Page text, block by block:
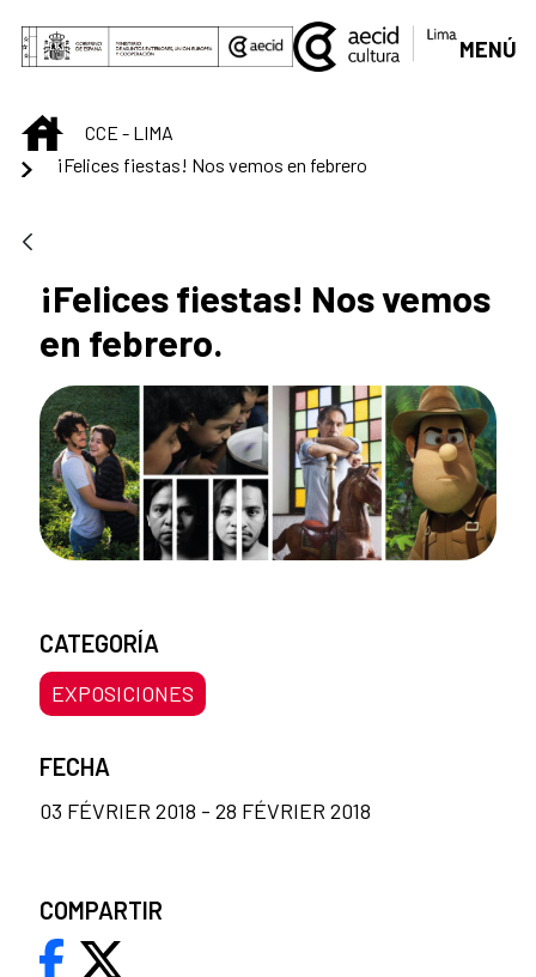
Saut au contenu principal
MENÚ
INICIOCCE - LIMA
¡Felices fiestas! Nos vemos en febrero
¡Felices fiestas! Nos vemos
en febrero.
CATEGORÍA
EXPOSICIONES
FECHA
03 FÉVRIER 2018 - 28 FÉVRIER 2018
COMPARTIR